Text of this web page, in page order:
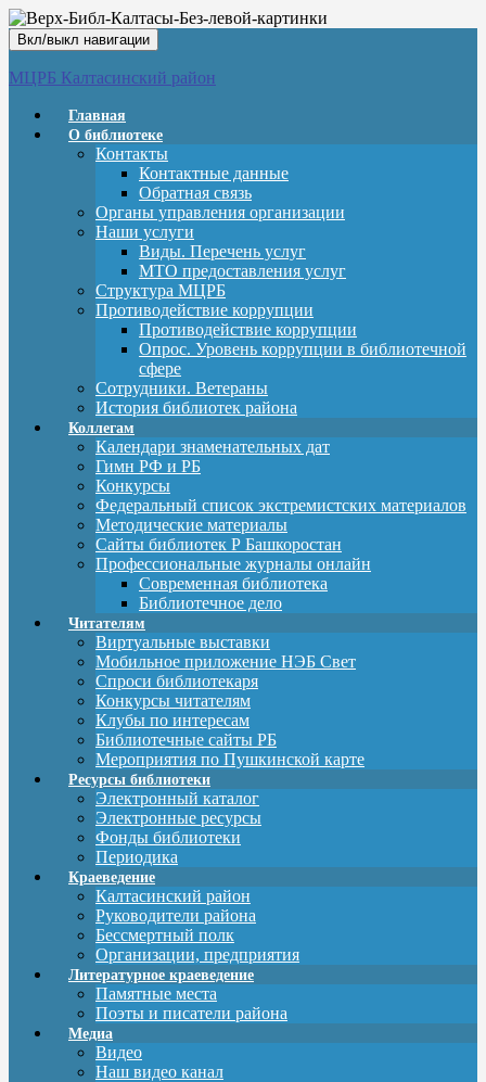
Вкл/выкл навигации
МЦРБ Калтасинский район
Главная
О библиотеке
Контакты
Контактные данные
Обратная связь
Органы управления организации
Наши услуги
Виды. Перечень услуг
МТО предоставления услуг
Структура МЦРБ
Противодействие коррупции
Противодействие коррупции
Опрос. Уровень коррупции в библиотечной
сфере
Сотрудники. Ветераны
История библиотек района
Коллегам
Календари знаменательных дат
Гимн РФ и РБ
Конкурсы
Федеральный список экстремистских материалов
Методические материалы
Сайты библиотек Р Башкоростан
Профессиональные журналы онлайн
Современная библиотека
Библиотечное дело
Читателям
Виртуальные выставки
Мобильное приложение НЭБ Свет
Спроси библиотекаря
Конкурсы читателям
Клубы по интересам
Библиотечные сайты РБ
Мероприятия по Пушкинской карте
Ресурсы библиотеки
Электронный каталог
Электронные ресурсы
Фонды библиотеки
Периодика
Краеведение
Калтасинский район
Руководители района
Бессмертный полк
Организации, предприятия
Литературное краеведение
Памятные места
Поэты и писатели района
Медиа
Видео
Наш видео канал